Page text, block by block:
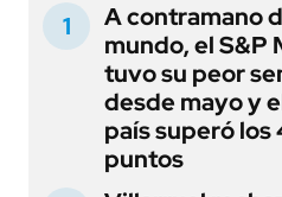
A contramano
mundo, el S&P
tuvo su peor
desde mayo y
país superó los
puntos